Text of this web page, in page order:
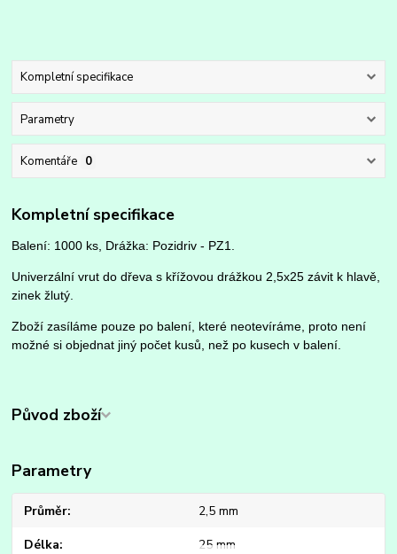
Kompletní specifikace
Parametry
Komentáře 0
Kompletní specifikace
Balení: 1000 ks, Drážka: Pozidriv - PZ1.
Univerzální vrut do dřeva s křížovou drážkou 2,5x25 závit k hlavě,
zinek žlutý.
Zboží zasíláme pouze po balení, které neotevíráme, proto není
možné si objednat jiný počet kusů, než po kusech v balení.
Původ zboží
Parametry
Průměr 2,5 mm
Délka 25 mm